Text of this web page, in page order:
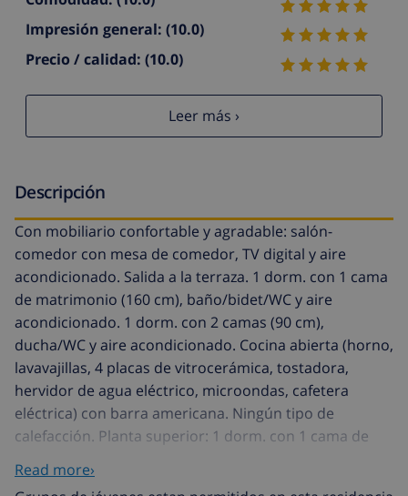
Impresión general: (10.0)
Precio / calidad: (10.0)
Leer más ›
Descripción
Con mobiliario confortable y agradable: salón-
comedor con mesa de comedor, TV digital y aire
acondicionado. Salida a la terraza. 1 dorm. con 1 cama
de matrimonio (160 cm), baño/bidet/WC y aire
acondicionado. 1 dorm. con 2 camas (90 cm),
ducha/WC y aire acondicionado. Cocina abierta (horno,
lavavajillas, 4 placas de vitrocerámica, tostadora,
hervidor de agua eléctrico, microondas, cafetera
eléctrica) con barra americana. Ningún tipo de
calefacción. Planta superior: 1 dorm. con 1 cama de
Salida a la terraza. Terraza-jardín. Muebles de terraza.
Read more›